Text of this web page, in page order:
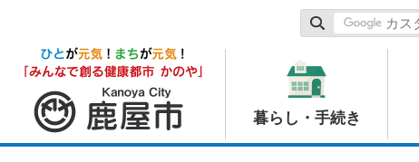
鹿屋市
暮らし・手続き